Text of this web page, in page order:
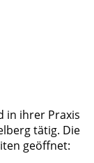
in ihrer Praxis
tätig. Die
geöffnet: